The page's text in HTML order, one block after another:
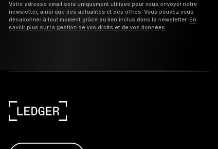
Votre adresse email sera uniquement utilisée pour vous envoyer notre
newsletter, ainsi que des actualités et des offres. Vous pouvez vous
désabonner à tout moment grâce au lien inclus dans la newsletter. En
savoir plus sur la gestion de vos droits et de vos données.